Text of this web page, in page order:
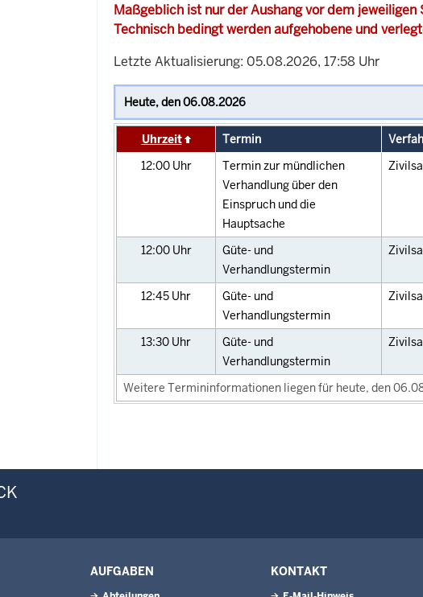
Maßgeblich ist nur der Aushang vor dem jeweiligen
Technisch bedingt werden aufgehobene und
Letzte Aktualisierung: 05.08.2026, 17:58 Uhr
Uhrzeit Termin
12:00 Uhr
Termin zur mündlichen
Verhandlung über den
Einspruch und die
Hauptsache
12:00 Uhr
Güte- und
Verhandlungstermin
12:45 Uhr
Güte- und
Verhandlungstermin
13:30 Uhr
Güte- und
Verhandlungstermin
Weitere Termininformationen liegen für heute, den
AUFGABEN KONTAKT